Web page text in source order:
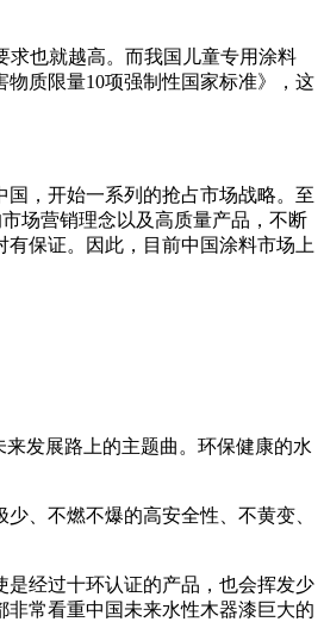
求也就越高。而我国儿童专用涂料
质限量10项强制性国家标准》，这
，开始一系列的抢占市场战略。至
场营销理念以及高质量产品，不断
保证。因此，目前中国涂料市场上
发展路上的主题曲。环保健康的水
、不燃不爆的高安全性、不黄变、
经过十环认证的产品，也会挥发少
常看重中国未来水性木器漆巨大的